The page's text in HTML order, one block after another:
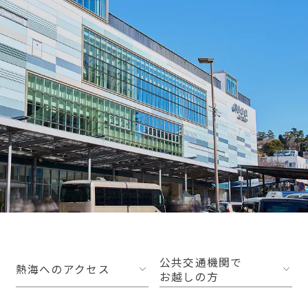
熱海へのアクセス
公共交通機関で
お越しの方